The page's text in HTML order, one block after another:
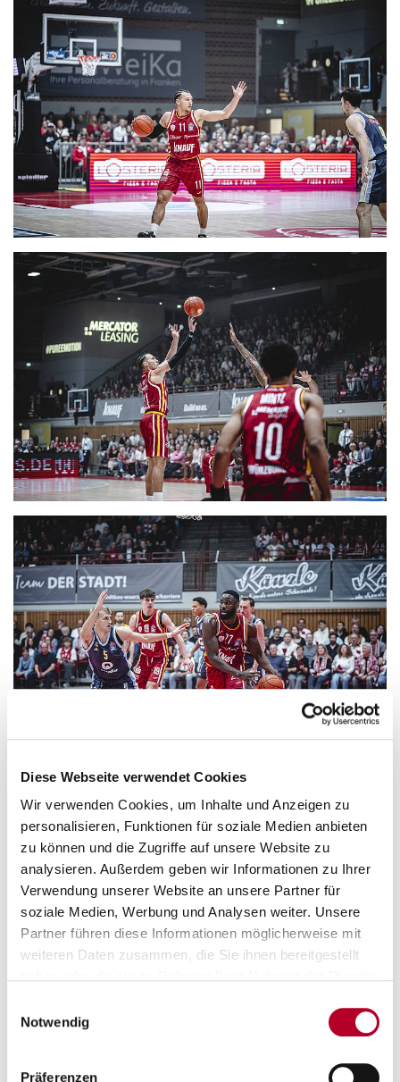
Diese Webseite verwendet Cookies
Wir verwenden Cookies, um Inhalte und Anzeigen zu
personalisieren, Funktionen für soziale Medien anbieten
zu können und die Zugriffe auf unsere Website zu
analysieren. Außerdem geben wir Informationen zu Ihrer
Verwendung unserer Website an unsere Partner für
soziale Medien, Werbung und Analysen weiter. Unsere
Partner führen diese Informationen möglicherweise mit
weiteren Daten zusammen, die Sie ihnen bereitgestellt
Notwendig
Präferenzen